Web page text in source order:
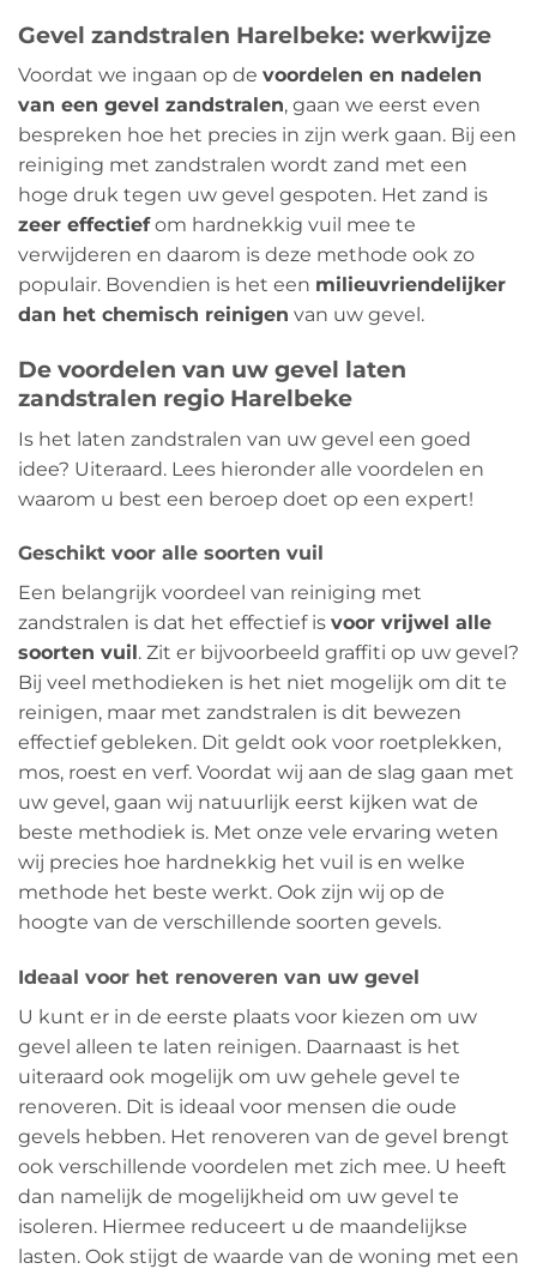
Gevel zandstralen Harelbeke: werkwijze
Voordat we ingaan op de voordelen en nadelen
van een gevel zandstralen, gaan we eerst even
bespreken hoe het precies in zijn werk gaan. Bij een
reiniging met zandstralen wordt zand met een
hoge druk tegen uw gevel gespoten. Het zand is
zeer effectiefom hardnekkig vuil mee te
verwijderen en daarom is deze methode ook zo
populair. Bovendien is het een milieuvriendelijker
dan het chemisch reinigen van uw gevel.
De voordelen van uw gevel laten
zandstralen regio Harelbeke
Is het laten zandstralen van uw gevel een goed
idee? Uiteraard. Lees hieronder alle voordelen en
waarom u best een beroep doet op een expert!
Geschikt voor alle soorten vuil
Een belangrijk voordeel van reiniging met
zandstralen is dat het effectief is voor vrijwel alle
soorten vuil . Zit er bijvoorbeeld graffiti op uw gevel?
Bij veel methodieken is het niet mogelijk om dit te
reinigen, maar met zandstralen is dit bewezen
effectief gebleken. Dit geldt ook voor roetplekken,
mos, roest en verf. Voordat wij aan de slag gaan met
uw gevel, gaan wij natuurlijk eerst kijken wat de
beste methodiek is. Met onze vele ervaring weten
wij precies hoe hardnekkig het vuil is en welke
methode het beste werkt. Ook zijn wij op de
hoogte van de verschillende soorten gevels.
Ideaal voor het renoveren van uw gevel
U kunt er in de eerste plaats voor kiezen om uw
gevel alleen te laten reinigen. Daarnaast is het
uiteraard ook mogelijk om uw gehele gevel te
renoveren. Dit is ideaal voor mensen die oude
gevels hebben. Het renoveren van de gevel brengt
ook verschillende voordelen met zich mee. U heeft
dan namelijk de mogelijkheid om uw gevel te
isoleren. Hiermee reduceert u de maandelijkse
lasten. Ook stijgt de waarde van de woning met een